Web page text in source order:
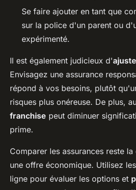
Se faire ajouter en tant que
sur la police d'un parent ou
expérimenté.
Il est également judicieux d'
Envisagez une assurance
répond à vos besoins, plutôt
risques plus onéreuse. De plus,
franchise peut diminuer
prime.
Comparer les assurances reste
une offre économique. Utilisez
ligne pour évaluer les options et